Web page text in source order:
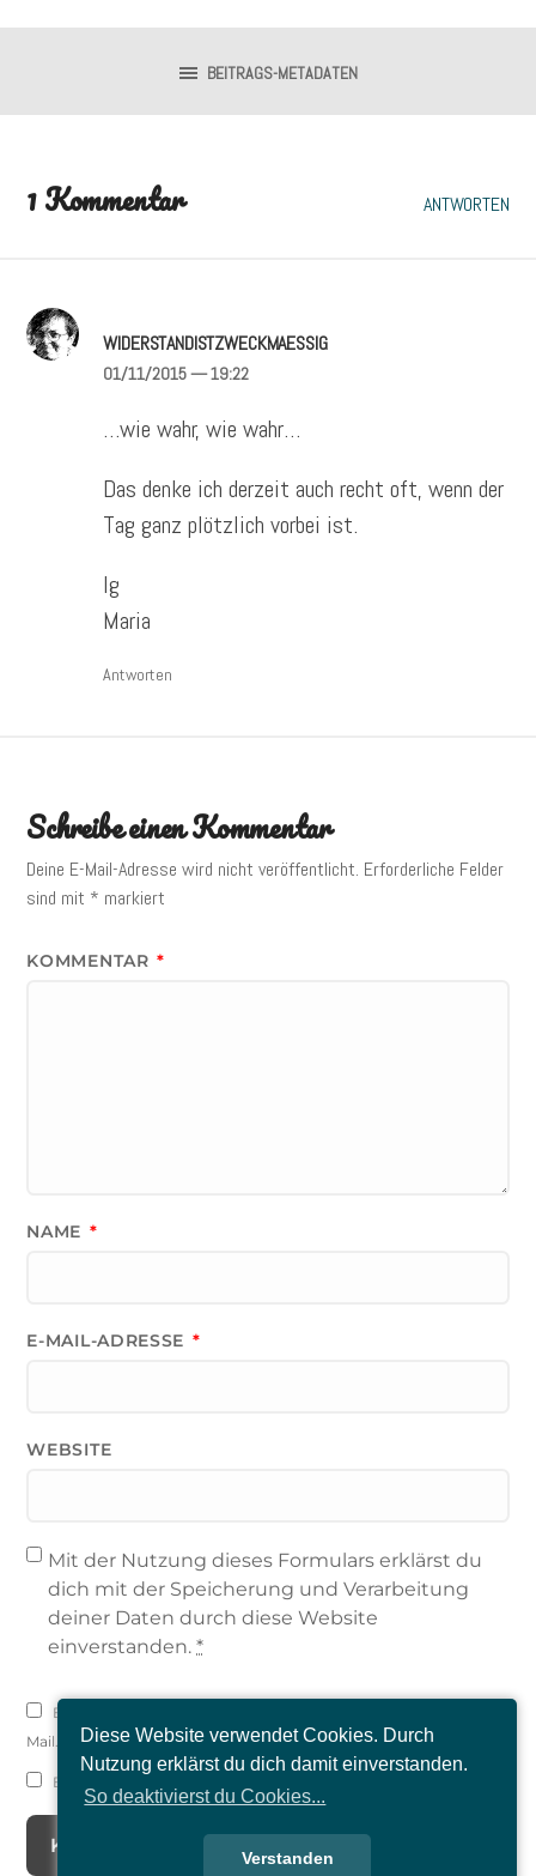
Diese Website verwendet Cookies. Durch
Nutzung erklärst du dich damit einverstanden.
So deaktivierst du Cookies...
Verstanden
BEITRAGS-METADATEN
1 Kommentar ANTWORTEN
WIDERSTANDISTZWECKMAESSIG
01/11/2015— 19:22
…wie wahr, wie wahr…
Das denke ich derzeit auch recht oft, wenn der
Tag ganz plötzlich vorbei ist.
lg
Maria
Antworten
Schreibe einen Kommentar
Deine E-Mail-Adresse wird nicht veröffentlicht. Erforderliche Felder
sind mit * markiert
KOMMENTAR *
NAME *
E-MAIL-ADRESSE *
WEBSITE
Mit der Nutzung dieses Formulars erklärst du
dich mit der Speicherung und Verarbeitung
deiner Daten durch diese Website
einverstanden.*
Benachrichtige mich über nachfolgende Kommentare via E-
Mail.
Benachrichtige mich über neue Beiträge via E-Mail.